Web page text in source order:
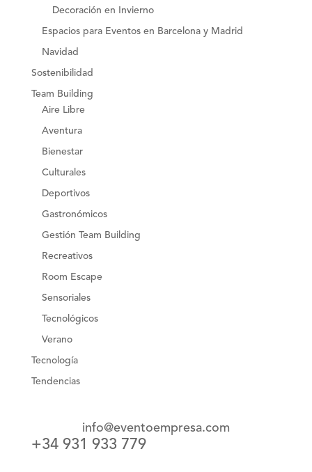
Decoración en Invierno
Espacios para Eventos en Barcelona y Madrid
Navidad
Sostenibilidad
Team Building
Aire Libre
Aventura
Bienestar
Culturales
Deportivos
Gastronómicos
Gestión Team Building
Recreativos
Room Escape
Sensoriales
Tecnológicos
Verano
Tecnología
Tendencias
info@eventoempresa.com
+34 931 933 779